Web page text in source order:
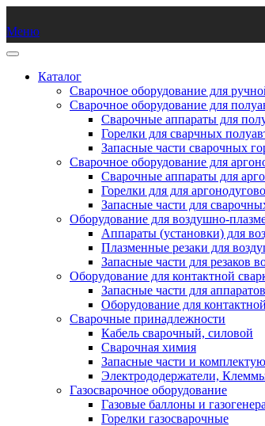
Меню
Каталог
Сварочное оборудование для
Сварочное оборудование для
Сварочные аппараты для
Горелки для сварчных
Запасные части сварочных
Сварочное оборудование для
Сварочные аппараты для
Горелки для для
Запасные части для
Оборудование для воздушно-
Аппараты (установки) для
Плазменные резаки для
Запасные части для резаков
Оборудование для контактной
Запасные части для
Оборудование для
Сварочные принадлежности
Кабель сварочный, силовой
Сварочная химия
Запасные части и
Электрододержатели,
Газосварочное оборудование
Газовые баллоны и
Горелки газосварочные